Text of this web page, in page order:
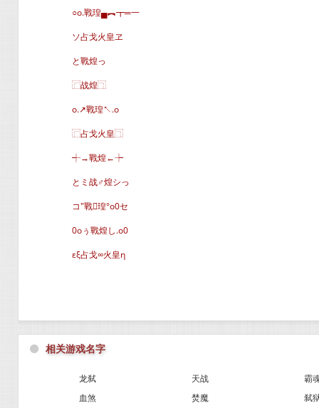
○o.戰瑝▄︻┳═一
ソ占戈火皇ヱ
と戰煌っ
⿸战煌⿹
o.↗戰瑝↖.o
⿸占戈火皇⿹
┽→戰煌←┾
とミ战♂煌シっ
コ″戰瑝°o0セ
0oぅ戰煌し.o0
εξ占戈∞火皇η
⚫ 相关游戏名字
龙弑 天战
霸
血煞
焚魔
弑